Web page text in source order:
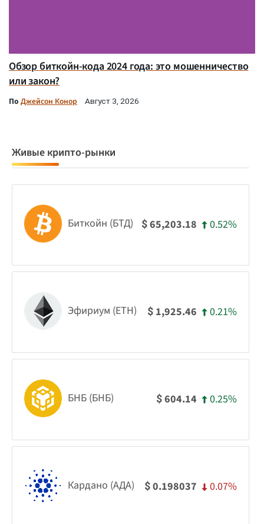
Обзор биткойн-кода 2024 года: это мошенничество
или закон?
По Джейсон Конор Август 3, 2026
Живые крипто-рынки
Биткойн (БТД) $65,203.18 0.52%
Эфириум (ETH) $ 1,925.46 0.21%
БНБ (БНБ) $604.14 0.25%
Кардано (АДА) $0.198037 0.07%